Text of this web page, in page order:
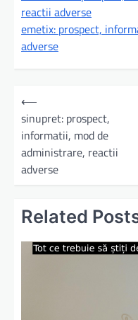
reactii adverse
emetix: prospect,
adverse
N
g
⟵
sinupret: prospect,
informatii, mod de
administrare, reactii
adverse
Related